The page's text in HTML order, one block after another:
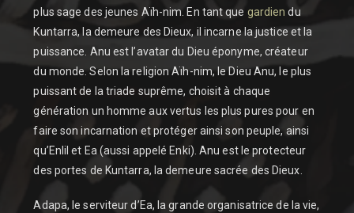
plus sage des jeunes Aïh-nim. En tant que gardien du
Kuntarra, la demeure des Dieux, il incarne la justice et la
puissance. Anu est l’avatar du Dieu éponyme, créateur
du monde. Selon la religion Aïh-nim, le Dieu Anu, le plus
puissant de la triade suprême, choisit à chaque
génération un homme aux vertus les plus pures pour en
faire son incarnation et protéger ainsi son peuple, ainsi
qu’Enlil et Ea (aussi appelé Enki). Anu est le protecteur
des portes de Kuntarra, la demeure sacrée des Dieux.
Adapa, le serviteur d’Ea, la grande organisatrice de la vie,